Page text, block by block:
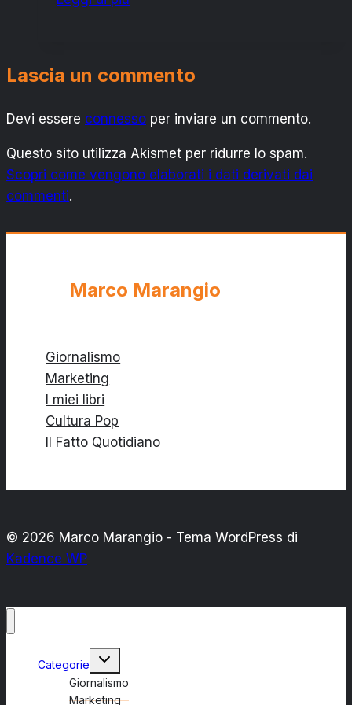
IL
BASKET
Lascia un commento
Devi essere connesso per inviare un commento.
Questo sito utilizza Akismet per ridurre lo spam.
Scopri come vengono elaborati i dati derivati dai
commenti.
Marco Marangio
Giornalismo
Marketing
I miei libri
Cultura Pop
Il Fatto Quotidiano
© 2026 Marco Marangio - Tema WordPress di
Kadence WP
Categorie
Alterna
figlio
Giornalismo
Marketing